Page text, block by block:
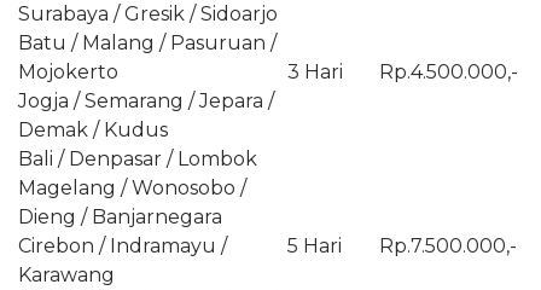
Surabaya / Gresik / Sidoarjo
Batu / Malang / Pasuruan /
Mojokerto
Jogja / Semarang / Jepara /
Demak / Kudus
3 Hari Rp.4.500.000,-
Bali / Denpasar / Lombok
Magelang / Wonosobo /
Dieng / Banjarnegara
Cirebon / Indramayu /
Karawang
5 Hari Rp.7.500.000,-